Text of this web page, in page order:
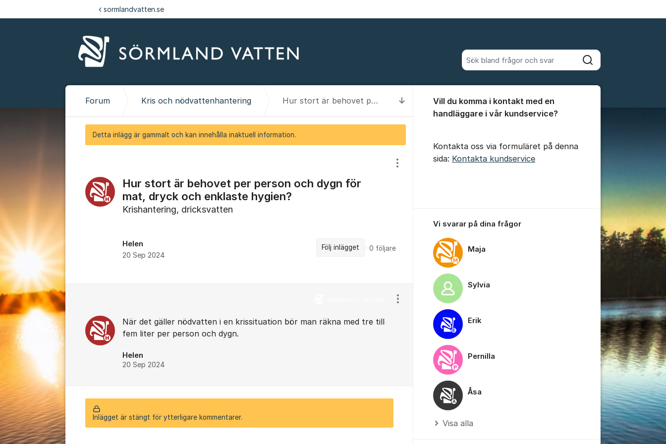
Sök bland alla inlägg
Sök
sormlandvatten.se
Till senaste kommentaren
Forum Kris och nödvattenhantering Hur stort är behovet per person och dygn för mat, dryck och enklaste hygien?
Detta inlägg är gammalt och kan innehålla inaktuell information.
Hur stort är behovet per person och dygn för
mat, dryck och enklaste hygien?
Visa/dölj inställningar för inlägg/kommentar
Krishantering, dricksvatten
Helen
20 Sep 2024
Följ inlägget 0 följare
När det gäller nödvatten i en krissituation bör man räkna med tre till
fem liter per person och dygn.
Helen
20 Sep 2024
Visa/dölj inställningar för inlägg/kommentar
Inlägget är stängt för ytterligare kommentarer.
Vill du komma i kontakt med en
handläggare i vår kundservice?
Kontakta oss via formuläret på denna
sida: Kontakta kundservice
Vi svarar på dina frågor
Maja
Sylvia
Erik
Pernilla
Åsa
Visa alla